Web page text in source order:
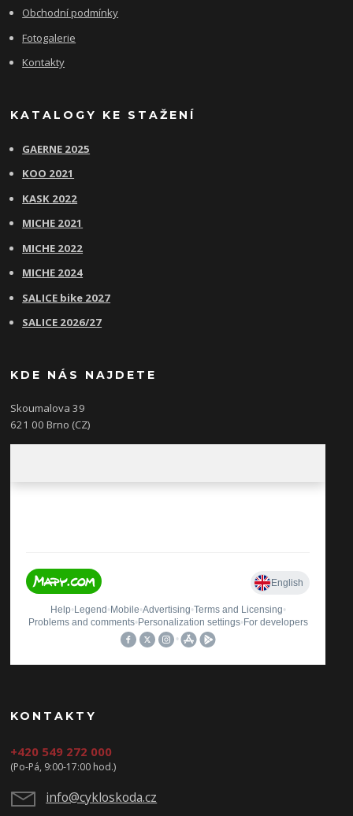
Obchodní podmínky
Fotogalerie
Kontakty
KATALOGY KE STAŽENÍ
GAERNE 2025
KOO 2021
KASK 2022
MICHE 2021
MICHE 2022
MICHE 2024
SALICE bike 2027
SALICE 2026/27
KDE NÁS NAJDETE
Skoumalova 39
621 00 Brno (CZ)
KONTAKTY
+420 549 272 000
(Po-Pá, 9:00-17:00 hod.)
info@cykloskoda.cz